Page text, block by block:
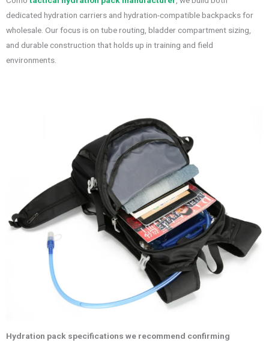
dedicated hydration carriers and hydration-compatible backpacks for
wholesale. Our focus is on tube routing, bladder compartment sizing,
and durable construction that holds up in training and field
environments.
Hydration pack specifications we recommend confirming